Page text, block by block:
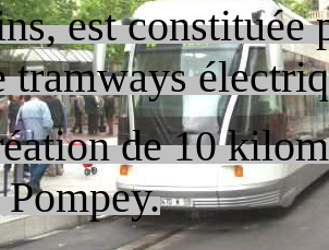
est
tramways
de 10